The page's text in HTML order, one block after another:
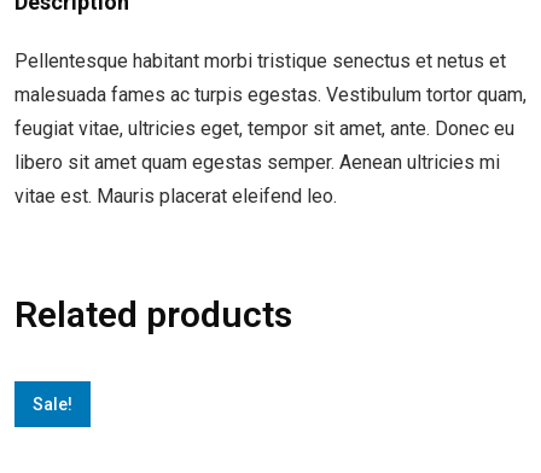
Pellentesque habitant morbi tristique senectus et netus et
malesuada fames ac turpis egestas. Vestibulum tortor quam,
feugiat vitae, ultricies eget, tempor sit amet, ante. Donec eu
libero sit amet quam egestas semper. Aenean ultricies mi
vitae est. Mauris placerat eleifend leo.
Related products
Sale!